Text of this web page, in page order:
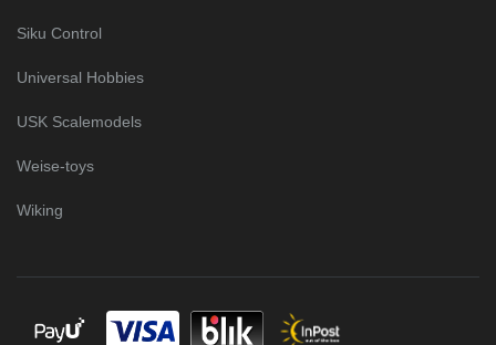
Siku Control
Universal Hobbies
USK Scalemodels
Weise-toys
Wiking